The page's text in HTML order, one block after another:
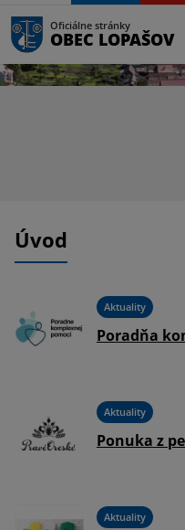
Oficiálne stránky
OBEC LOPAŠOV
Úvod
Aktuality
Poradňa
Aktuality
Ponuka z
Aktuality